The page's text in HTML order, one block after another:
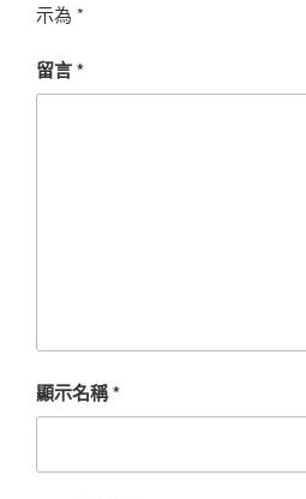
示為 *
留言*
顯示名稱*